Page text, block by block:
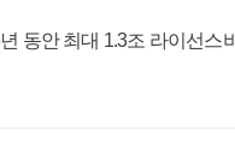
동안 최대 1.3조 라이선스비